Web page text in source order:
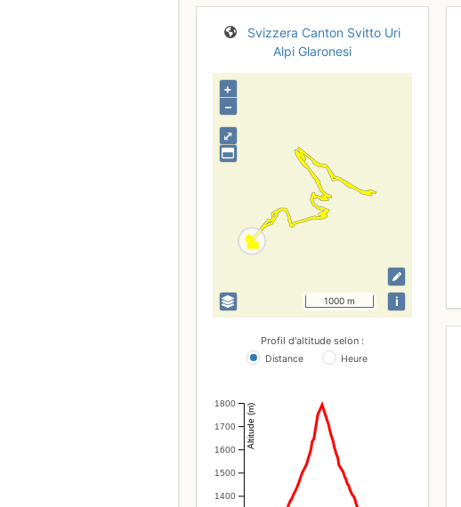
Svizzera Canton Svitto Uri
Alpi Glaronesi
+
–
1000 m i
⤢
Profil d'altitude selon :
Distance Heure
1400
1500
1600
1700
1800 Altitude (m)